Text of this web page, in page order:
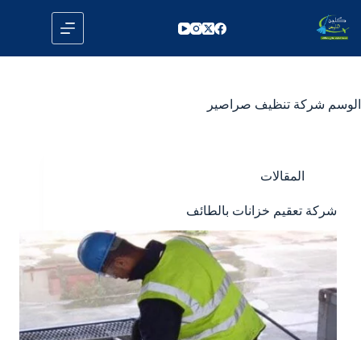
إلى
المحتوى
الوسم شركة تنظيف صراصير
المقالات
شركة تعقيم خزانات بالطائف